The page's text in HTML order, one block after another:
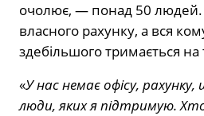
очолює, — понад 50 людей.
власного рахунку, а вся
здебільшого тримається на
«У нас немає офісу,
люди, яких я підтримую.